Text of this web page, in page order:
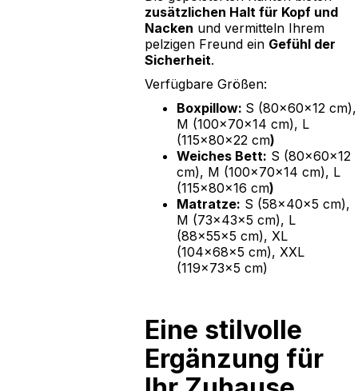
zusätzlichen Halt für Kopf und
Nacken und vermitteln Ihrem
pelzigen Freund ein Gefühl der
Sicherheit.
Verfügbare Größen:
Boxpillow: S (80x60x12 cm),
M (100x70x14 cm), L
(115x80x22 cm)‍
Weiches Bett: S (80x60x12
cm), M (100x70x14 cm), L
(115x80x16 cm)‍
Matratze: S (58x40x5 cm),
M (73x43x5 cm), L
(88x55x5 cm), XL
(104x68x5 cm), XXL
(119x73x5 cm)
Eine stilvolle
Ergänzung für